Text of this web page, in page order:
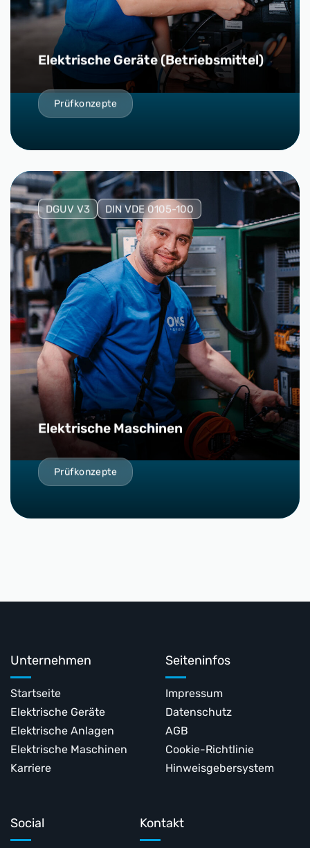
Elektrische Geräte (Betriebsmittel)
Prüfkonzepte
DGUV V3 DIN VDE 0105-100
Elektrische Maschinen
Prüfkonzepte
Unternehmen
Startseite
Elektrische Geräte
Elektrische Anlagen
Elektrische Maschinen
Karriere
Seiteninfos
Impressum
Datenschutz
AGB
Cookie-Richtlinie
Hinweisgebersystem
Social Kontakt